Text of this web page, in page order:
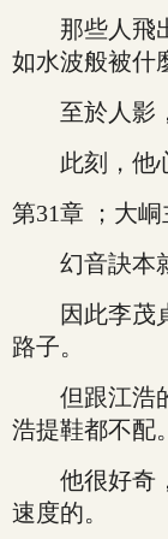
那些人飛出
如水波般被什
至於人影，
此刻，他心
第31章 ；大峒
幻音訣本就
因此李茂貞
路子。
但跟江浩的
浩提鞋都不配。
他很好奇，
速度的。